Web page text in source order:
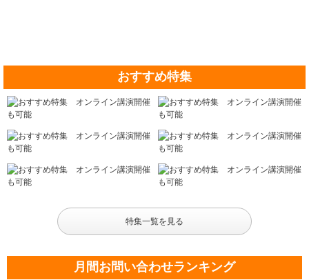
おすすめ特集
特集一覧を見る
月間お問い合わせランキング